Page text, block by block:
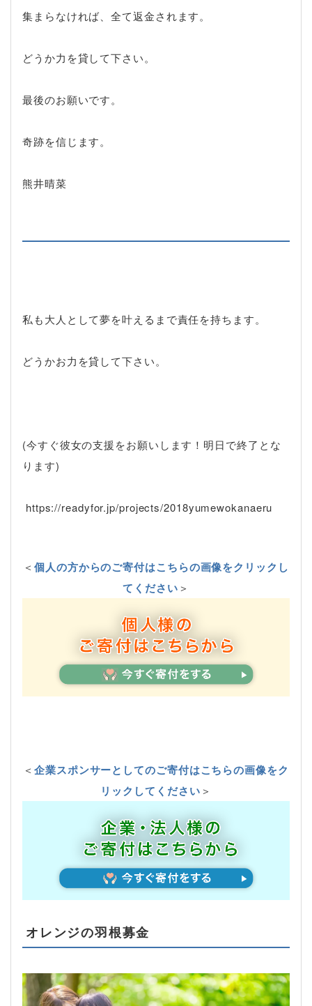
集まらなければ、全て返金されます。
どうか力を貸して下さい。
最後のお願いです。
奇跡を信じます。
熊井晴菜
私も大人として夢を叶えるまで責任を持ちます。
どうかお力を貸して下さい。
(今すぐ彼女の支援をお願いします！明日で終了とな
ります)
https://readyfor.jp/projects/2018yumewokanaeru
＜個人の方からのご寄付はこちらの画像をクリックし
てください＞
＜企業スポンサーとしてのご寄付はこちらの画像をク
リックしてください＞
オレンジの羽根募金